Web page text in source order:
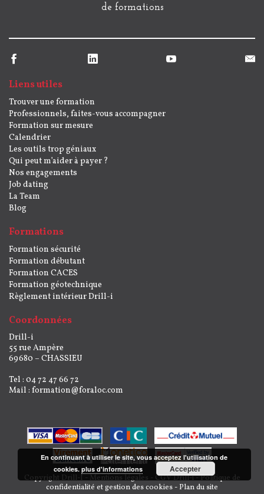
de formations
Liens utiles
Trouver une formation
Professionnels, faites-vous accompagner
Formation sur mesure
Calendrier
Les outils trop géniaux
Qui peut m’aider à payer ?
Nos engagements
Job dating
La Team
Blog
Formations
Formation sécurité
Formation débutant
Formation CACES
Formation géotechnique
Règlement intérieur Drill-i
Coordonnées
Drill-i
55 rue Ampère
69680 – CHASSIEU
Tel : 04 72 47 66 72
Mail : formation@foraloc.com
Copyright Drill-I -Mentions légales-CGV Drill-i-Politique de
confidentialité et gestion des cookies- Plan du site
En continuant à utiliser le site, vous acceptez l'utilisation de
cookies. plus d'informations Accepter